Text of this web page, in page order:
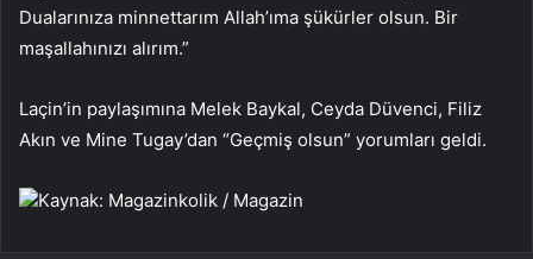
Dualarınıza minnettarım Allah’ıma şükürler olsun. Bir
maşallahınızı alırım.”
Laçin’in paylaşımına Melek Baykal, Ceyda Düvenci, Filiz
Akın ve Mine Tugay’dan “Geçmiş olsun” yorumları geldi.
Kaynak: Magazinkolik / Magazin